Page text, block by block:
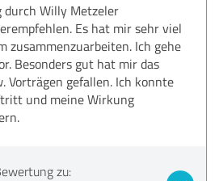
durch Willy Metzeler
Es hat mir sehr viel
zusammenzuarbeiten. Ich gehe
Besonders gut hat mir das
Vorträgen gefallen. Ich konnte
und meine Wirkung
zu: